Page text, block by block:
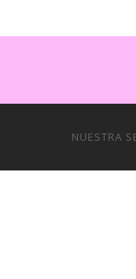
NUESTRA